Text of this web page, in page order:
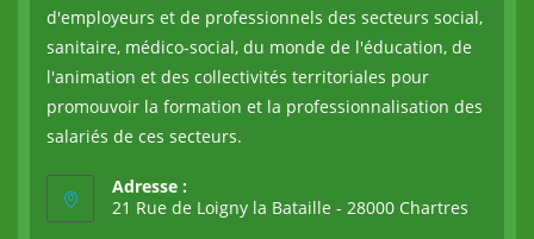
d'employeurs et de professionnels des secteurs social,
sanitaire, médico-social, du monde de l'éducation, de
l'animation et des collectivités territoriales pour
promouvoir la formation et la professionnalisation des
salariés de ces secteurs.
Adresse :
21 Rue de Loigny la Bataille - 28000 Chartres